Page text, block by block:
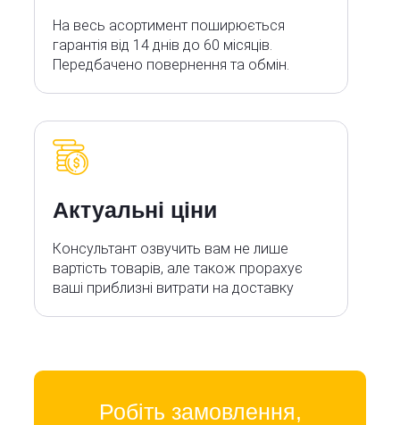
На весь асортимент поширюється
гарантія від 14 днів до 60 місяців.
Передбачено повернення та обмін.
Актуальні ціни
Консультант озвучить вам не лише
вартість товарів, але також прорахує
ваші приблизні витрати на доставку
Робіть замовлення,